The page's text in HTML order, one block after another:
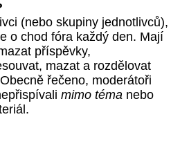
(nebo skupiny jednotlivců),
o chod fóra každý den. Mají
příspěvky,
mazat a rozdělovat
řečeno, moderátoři
mimo téma nebo